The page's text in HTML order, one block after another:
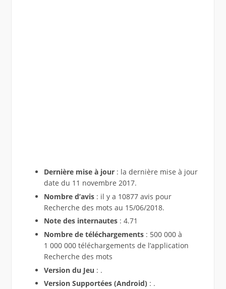
Dernière mise à jour: la dernière mise à jour
date du 11 novembre 2017.
Nombre d’avis: il y a 10877 avis pour
Recherche des mots au 15/06/2018.
Note des internautes: 4.71
Nombre de téléchargements : 500 000 à
1 000 000 téléchargements de l’application
Recherche des mots
Version du Jeu : .
Version Supportées (Android): .